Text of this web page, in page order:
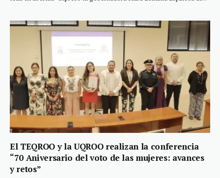
El TEQROO y la UQROO realizan la conferencia
“70 Aniversario del voto de las mujeres: avances
y retos”